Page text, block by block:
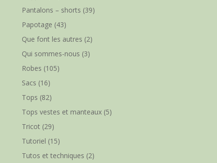
Pantalons – shorts (39)
Papotage (43)
Que font les autres (2)
Qui sommes-nous (3)
Robes (105)
Sacs (16)
Tops (82)
Tops vestes et manteaux(5)
Tricot(29)
Tutoriel (15)
Tutos et techniques (2)